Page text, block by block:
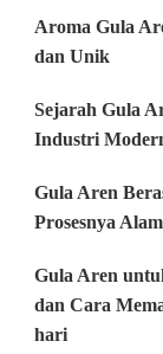
Aroma Gula
dan Unik
Sejarah Gula
Industri
Gula Aren
Prosesnya
Gula Aren
dan Cara
hari